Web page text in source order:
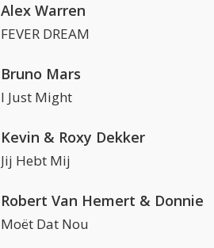
Alex Warren
FEVER DREAM
Bruno Mars
I Just Might
Kevin & Roxy Dekker
Jij Hebt Mij
Robert Van Hemert & Donnie
Moët Dat Nou